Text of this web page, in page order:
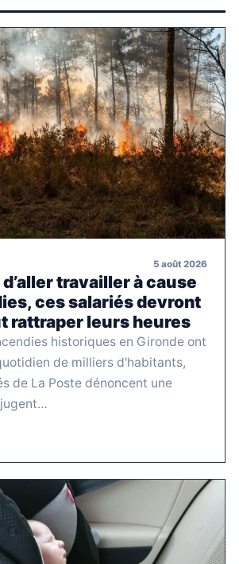
5 août 2026
travailler à cause
ces salariés devront
rattraper leurs heures
historiques en Gironde ont
de milliers d'habitants,
de La Poste dénoncent une